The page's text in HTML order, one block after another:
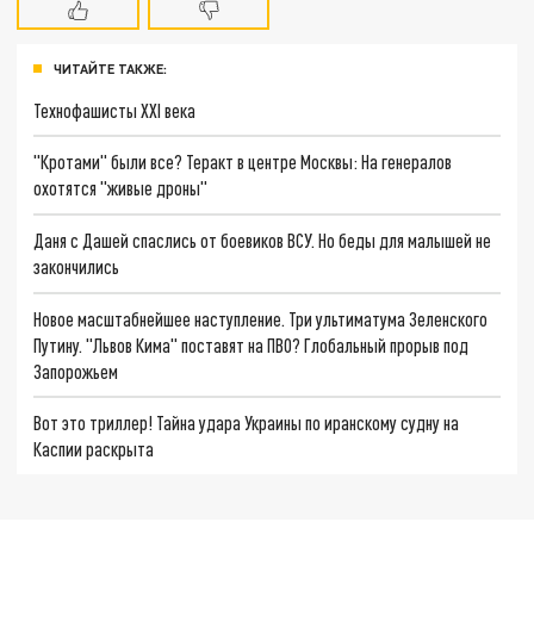
ЧИТАЙТЕ ТАКЖЕ:
Технофашисты XXI века
"Кротами" были все? Теракт в центре Москвы: На генералов
охотятся "живые дроны"
Даня с Дашей спаслись от боевиков ВСУ. Но беды для малышей не
закончились
Новое масштабнейшее наступление. Три ультиматума Зеленского
Путину. "Львов Кима" поставят на ПВО? Глобальный прорыв под
Запорожьем
Вот это триллер! Тайна удара Украины по иранскому судну на
Каспии раскрыта